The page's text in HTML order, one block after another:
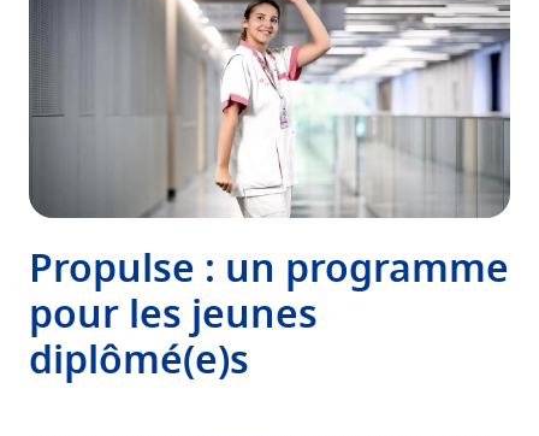
Propulse : un programme
pour les jeunes
diplômé(e)s